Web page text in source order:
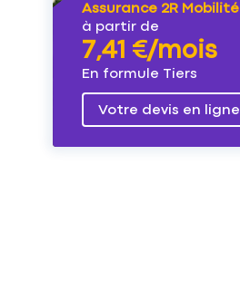
Assurance 2R Mobilité
à partir de
7,41 €/mois
En formule Tiers
Votre devis en ligne